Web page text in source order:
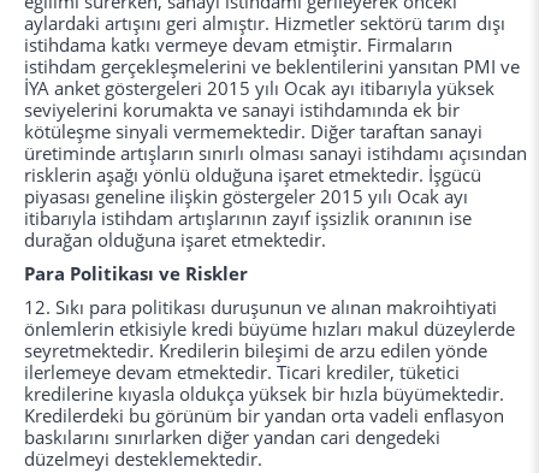
aylardaki artışını geri almıştır. Hizmetler sektörü tarım dışı
istihdama katkı vermeye devam etmiştir. Firmaların
istihdam gerçekleşmelerini ve beklentilerini yansıtan PMI ve
İYA anket göstergeleri 2015 yılı Ocak ayı itibarıyla yüksek
seviyelerini korumakta ve sanayi istihdamında ek bir
kötüleşme sinyali vermemektedir. Diğer taraftan sanayi
üretiminde artışların sınırlı olması sanayi istihdamı açısından
risklerin aşağı yönlü olduğuna işaret etmektedir. İşgücü
piyasası geneline ilişkin göstergeler 2015 yılı Ocak ayı
itibarıyla istihdam artışlarının zayıf işsizlik oranının ise
durağan olduğuna işaret etmektedir.
Para Politikası ve Riskler
12. Sıkı para politikası duruşunun ve alınan makroihtiyati
önlemlerin etkisiyle kredi büyüme hızları makul düzeylerde
seyretmektedir. Kredilerin bileşimi de arzu edilen yönde
ilerlemeye devam etmektedir. Ticari krediler, tüketici
kredilerine kıyasla oldukça yüksek bir hızla büyümektedir.
Kredilerdeki bu görünüm bir yandan orta vadeli enflasyon
baskılarını sınırlarken diğer yandan cari dengedeki
düzelmeyi desteklemektedir.